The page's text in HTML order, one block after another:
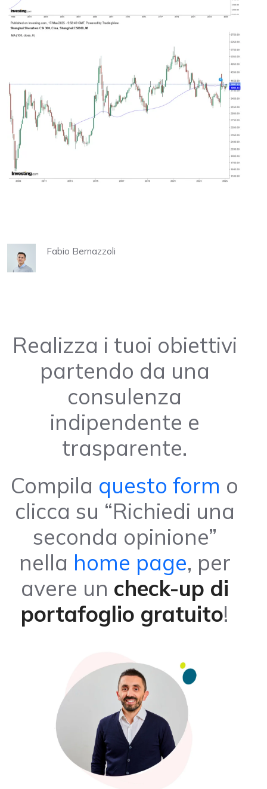
Fabio Bernazzoli
Realizza i tuoi obiettivi
partendo da una
consulenza
indipendente e
trasparente.
Compila questo form o
clicca su “Richiedi una
seconda opinione”
nella home page, per
avere un check-up di
portafoglio gratuito!